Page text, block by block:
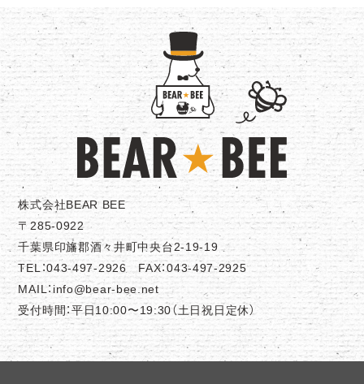
株式会社BEAR BEE
〒285-0922
千葉県印旛郡酒々井町中央台2-19-19
TEL：043-497-2926 FAX：043-497-2925
MAIL：info@bear-bee.net
受付時間：平日10:00〜19:30（土日祝日定休）